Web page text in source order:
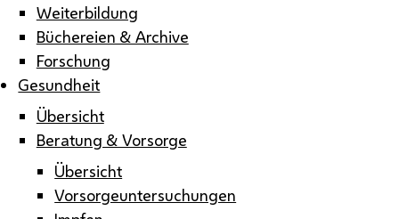
Weiterbildung
Büchereien & Archive
Forschung
Gesundheit
Übersicht
Beratung & Vorsorge
Übersicht
Vorsorgeuntersuchungen